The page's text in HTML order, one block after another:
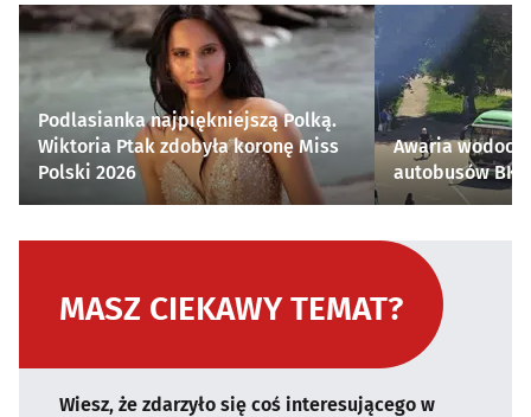
Podlasianka najpiękniejszą Polką.
Wiktoria Ptak zdobyła koronę Miss
Polski 2026
Awaria
autobusów
MASZ CIEKAWY TEMAT?
Wiesz, że zdarzyło się coś interesującego w